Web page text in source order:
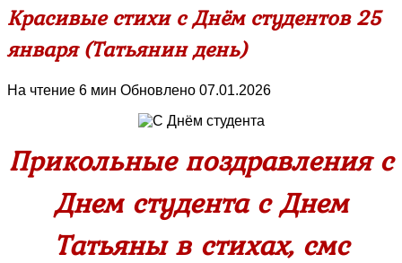
Красивые стихи с Днём студентов 25
января (Татьянин день)
На чтение 6 мин Обновлено 07.01.2026
Прикольные поздравления с
Днем студента с Днем
Татьяны в стихах, смс